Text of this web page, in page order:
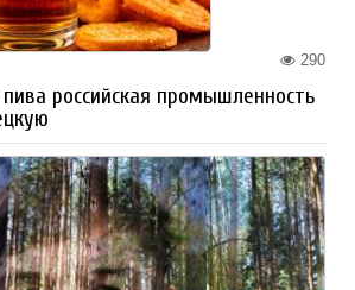
290
российская промышленность